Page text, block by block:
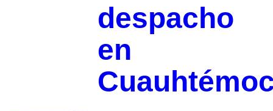
despacho
en